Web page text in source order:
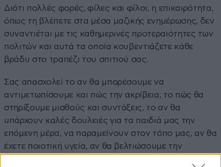
Διότι πολλές φορές, φίλες και φίλοι, η επικαιρότητα,
όπως τη βλέπετε στα μέσα μαζικής ενημέρωσης, δεν
συναντιέται με τις καθημερινές προτεραιότητες των
πολιτών και αυτά τα οποία κουβεντιάζετε κάθε
βράδυ στο τραπέζι του σπιτιού σας.
Σας απασχολεί το αν θα μπορέσουμε να
αντιμετωπίσουμε και πώς την ακρίβεια, το πώς θα
στηρίξουμε μισθούς και συντάξεις, το αν θα
υπάρχουν καλές δουλειές για τα παιδιά μας την
επόμενη μέρα, να παραμείνουν στον τόπο μας, αν θα
έχετε ποιοτική υγεία, αν θα βελτιώσουμε την